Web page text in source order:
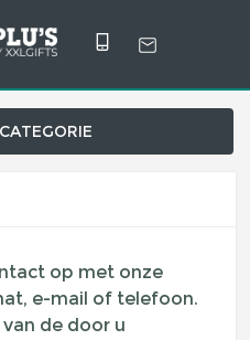
op met onze
e-mail of telefoon.
de door u